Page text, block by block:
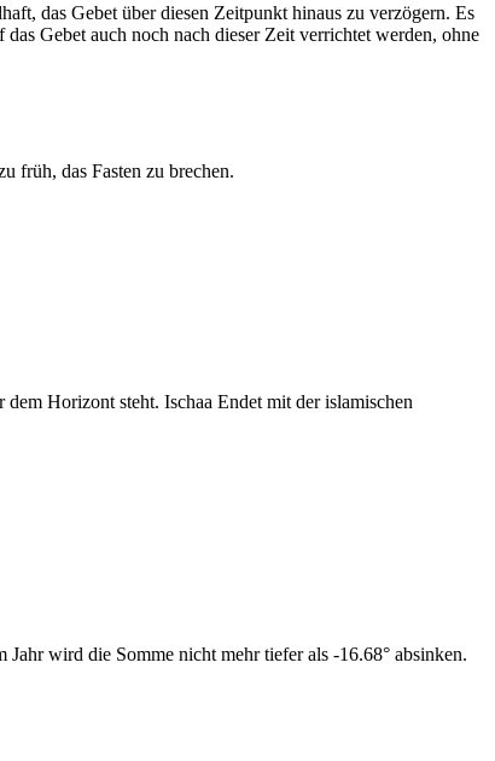
das Gebet über diesen Zeitpunkt hinaus zu verzögern. Es
Gebet auch noch nach dieser Zeit verrichtet werden, ohne
früh, das Fasten zu brechen.
Horizont steht. Ischaa Endet mit der islamischen
wird die Somme nicht mehr tiefer als -16.68° absinken.